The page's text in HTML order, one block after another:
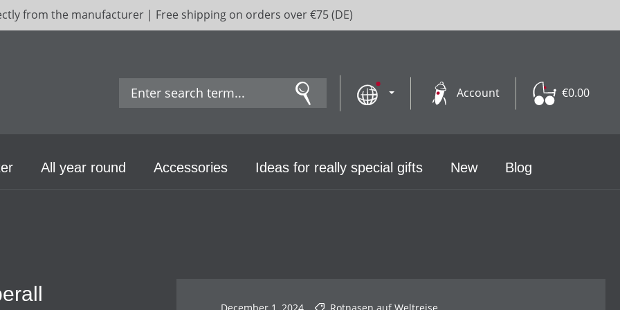
from the manufacturer | Free shipping on orders over €75 (DE)
Account €0.00
All year round Accessories Ideas for really special gifts New Blog
December 1, 2024 Rotnasen auf Weltreise